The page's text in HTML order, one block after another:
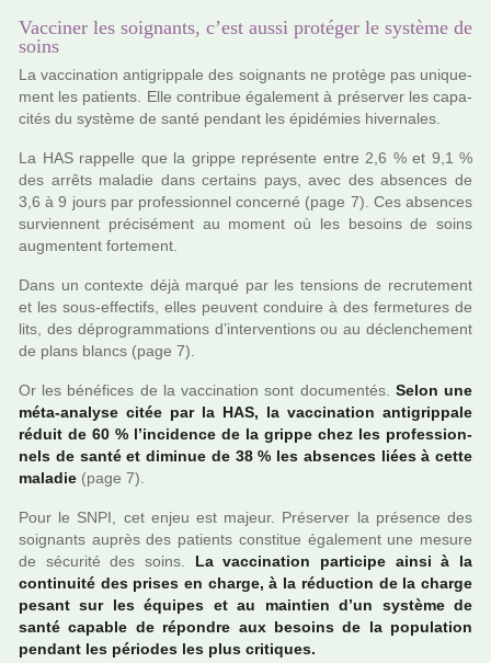
Vacciner les soignants, c’est aussi protéger le système de
soins
La vac­ci­na­tion anti­grip­pale des soi­gnants ne pro­tège pas uni­que­
ment les patients. Elle contri­bue également à pré­ser­ver les capa­
ci­tés du sys­tème de santé pen­dant les épidémies hiver­na­les.
La HAS rap­pelle que la grippe repré­sente entre 2,6 % et 9,1 %
des arrêts mala­die dans cer­tains pays, avec des absen­ces de
3,6 à 9 jours par pro­fes­sion­nel concerné (page 7). Ces absen­ces
sur­vien­nent pré­ci­sé­ment au moment où les besoins de soins
aug­men­tent for­te­ment.
Dans un contexte déjà marqué par les ten­sions de recru­te­ment
et les sous-effec­tifs, elles peu­vent conduire à des fer­me­tu­res de
lits, des dépro­gram­ma­tions d’inter­ven­tions ou au déclen­che­ment
de plans blancs (page 7).
Or les béné­fi­ces de la vac­ci­na­tion sont docu­men­tés. Selon une
méta-ana­lyse citée par la HAS, la vac­ci­na­tion anti­grip­pale
réduit de 60 % l’inci­dence de la grippe chez les pro­fes­sion­
nels de santé et dimi­nue de 38 % les absen­ces liées à cette
mala­die (page 7).
Pour le SNPI, cet enjeu est majeur. Préserver la pré­sence des
soi­gnants auprès des patients cons­ti­tue également une mesure
de sécu­rité des soins. La vac­ci­na­tion par­ti­cipe ainsi à la
conti­nuité des prises en charge, à la réduc­tion de la charge
pesant sur les équipes et au main­tien d’un sys­tème de
santé capa­ble de répon­dre aux besoins de la popu­la­tion
pen­dant les pério­des les plus cri­ti­ques.